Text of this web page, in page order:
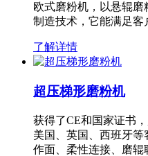
欧式磨粉机，以悬辊磨
制造技术，它能满足
了解详情
超压梯形磨粉机
获得了CE和国家证书
美国、英国、西班牙
作面、柔性连接、磨辊